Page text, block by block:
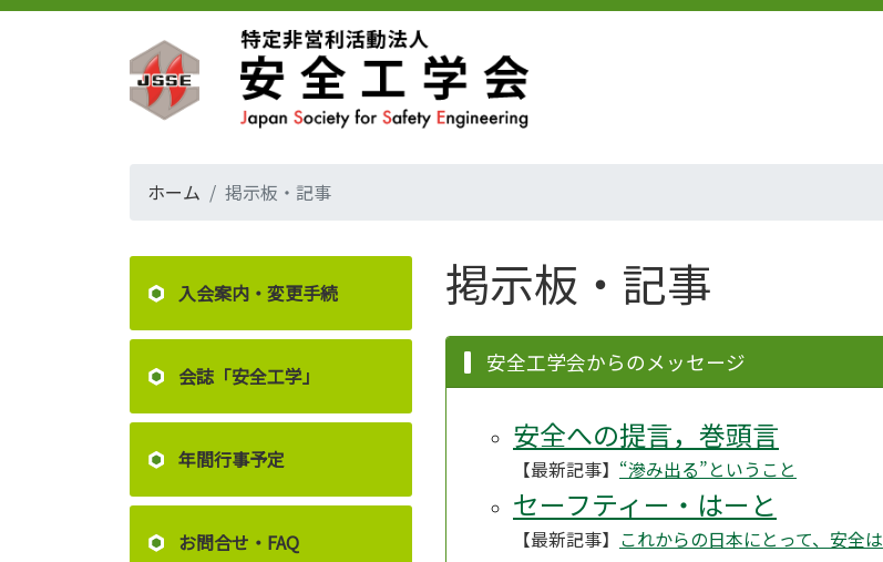
ホーム 掲示板・記事
入会案内・変更手続
会誌「安全工学」
年間行事予定
お問合せ・FAQ
掲示板・記事
安全工学会からのメッセージ
安全への提言，巻頭言
【最新記事】 “滲み出る”ということ
セーフティー・はーと
【最新記事】 これからの日本にとって、安全は